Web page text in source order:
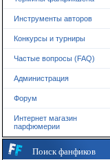
Инструменты авторов
Конкурсы и турниры
Частые вопросы (FAQ)
Администрация
Форум
Интернет магазин
парфюмерии
Поиск фанфиков